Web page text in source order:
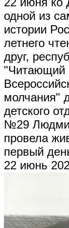
одной из
истории
летнего
друг,
"Читающий
молчания"
детского
№29
провела
первый
22 июнь